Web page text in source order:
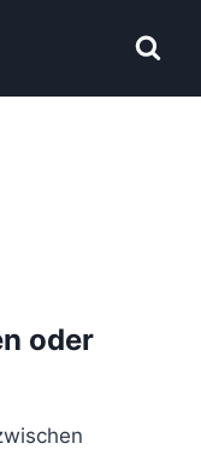
oder